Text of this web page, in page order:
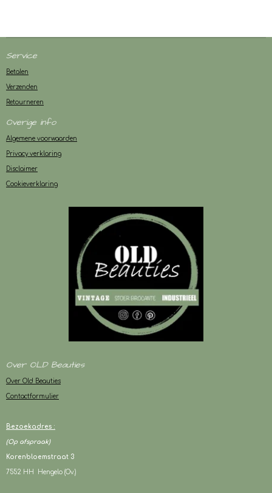
Service
Betalen
Verzenden
Retourneren
Overige info
Algemene voorwaarden
Privacy verklaring
Disclaimer
Cookieverklaring
Over OLD Beauties
Over Old Beauties
Contactformulier
Bezoekadres :
(Op afspraak)
Korenbloemstraat 3
7552 HH Hengelo (Ov.)